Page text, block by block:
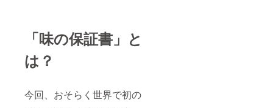
「味の保証書」と
は？
今回、おそらく世界で初の